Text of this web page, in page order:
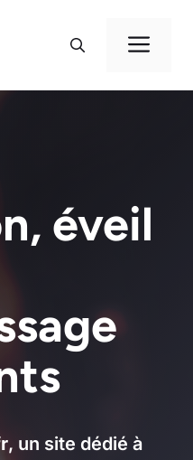
éveil
, un site dédié à